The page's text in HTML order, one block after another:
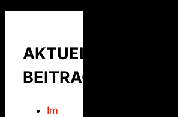
AKTUELLER
BEITRAG
Im